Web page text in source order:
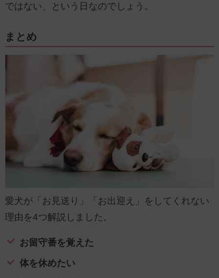
ではない、という日なのでしょう。
まとめ
愛犬が「お見送り」「お出迎え」をしてくれない
理由を4つ解説しました。
お留守番を覚えた
体を休めたい